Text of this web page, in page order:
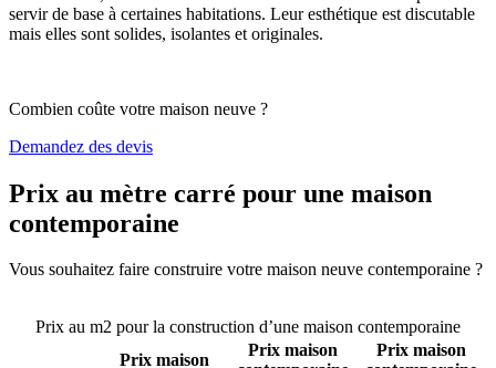
servir de base à certaines habitations. Leur esthétique est discutable
mais elles sont solides, isolantes et originales.
Combien coûte votre maison neuve ?
Demandez des devis
Prix au mètre carré pour une maison
contemporaine
Vous souhaitez faire construire votre maison neuve contemporaine ?
Prix au m2 pour la construction d’une maison contemporaine
Prix maison
Prix maison
Prix maison